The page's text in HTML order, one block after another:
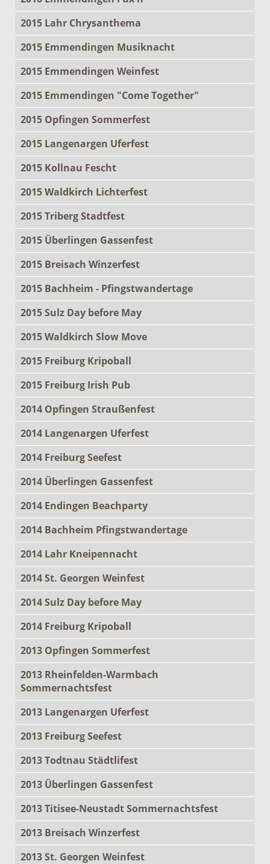
2015 Lahr Chrysanthema
2015 Emmendingen Musiknacht
2015 Emmendingen Weinfest
2015 Emmendingen "Come Together"
2015 Opfingen Sommerfest
2015 Langenargen Uferfest
2015 Kollnau Fescht
2015 Waldkirch Lichterfest
2015 Triberg Stadtfest
2015 Überlingen Gassenfest
2015 Breisach Winzerfest
2015 Bachheim - Pfingstwandertage
2015 Sulz Day before May
2015 Waldkirch Slow Move
2015 Freiburg Kripoball
2015 Freiburg Irish Pub
2014 Opfingen Straußenfest
2014 Langenargen Uferfest
2014 Freiburg Seefest
2014 Überlingen Gassenfest
2014 Endingen Beachparty
2014 Bachheim Pfingstwandertage
2014 Lahr Kneipennacht
2014 St. Georgen Weinfest
2014 Sulz Day before May
2014 Freiburg Kripoball
2013 Opfingen Sommerfest
2013 Rheinfelden-Warmbach
Sommernachtsfest
2013 Langenargen Uferfest
2013 Freiburg Seefest
2013 Todtnau Städtlifest
2013 Überlingen Gassenfest
2013 Titisee-Neustadt Sommernachtsfest
2013 Breisach Winzerfest
2013 St. Georgen Weinfest